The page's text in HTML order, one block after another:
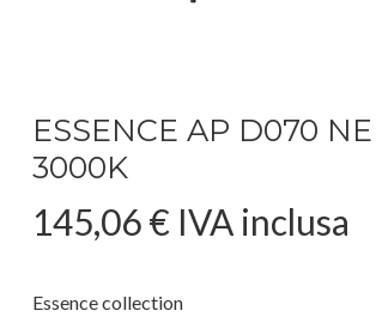
ESSENCE AP D070
3000K
145,06€ IVA inclusa
Essence collection